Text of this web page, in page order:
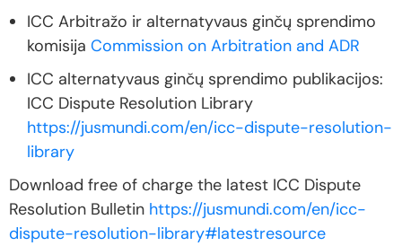
ICC Arbitražo ir alternatyvaus ginčų sprendimo
komisija Commission on Arbitration and ADR
ICC alternatyvaus ginčų sprendimo publikacijos:
ICC Dispute Resolution Library
https://jusmundi.com/en/icc-dispute-resolution-
library
Download free of charge the latest ICC Dispute
Resolution Bulletin https://jusmundi.com/en/icc-
dispute-resolution-library#latestresource